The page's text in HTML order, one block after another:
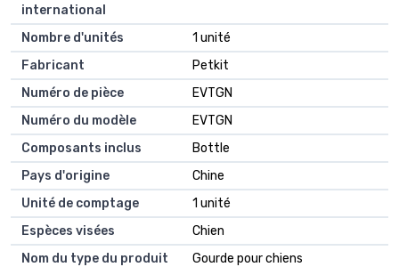
international
Nombre d'unités
1 unité
Fabricant
Petkit
Numéro de pièce
EVTGN
Numéro du modèle
EVTGN
Composants inclus
Bottle
Pays d'origine
Chine
Unité de comptage
1 unité
Espèces visées
Chien
Nom du type du produit
Gourde pour chiens